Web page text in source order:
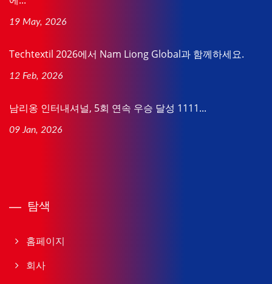
19 May, 2026
Techtextil 2026에서 Nam Liong Global과 함께하세요.
12 Feb, 2026
남리옹 인터내셔널, 5회 연속 우승 달성 1111...
09 Jan, 2026
탐색
홈페이지
회사